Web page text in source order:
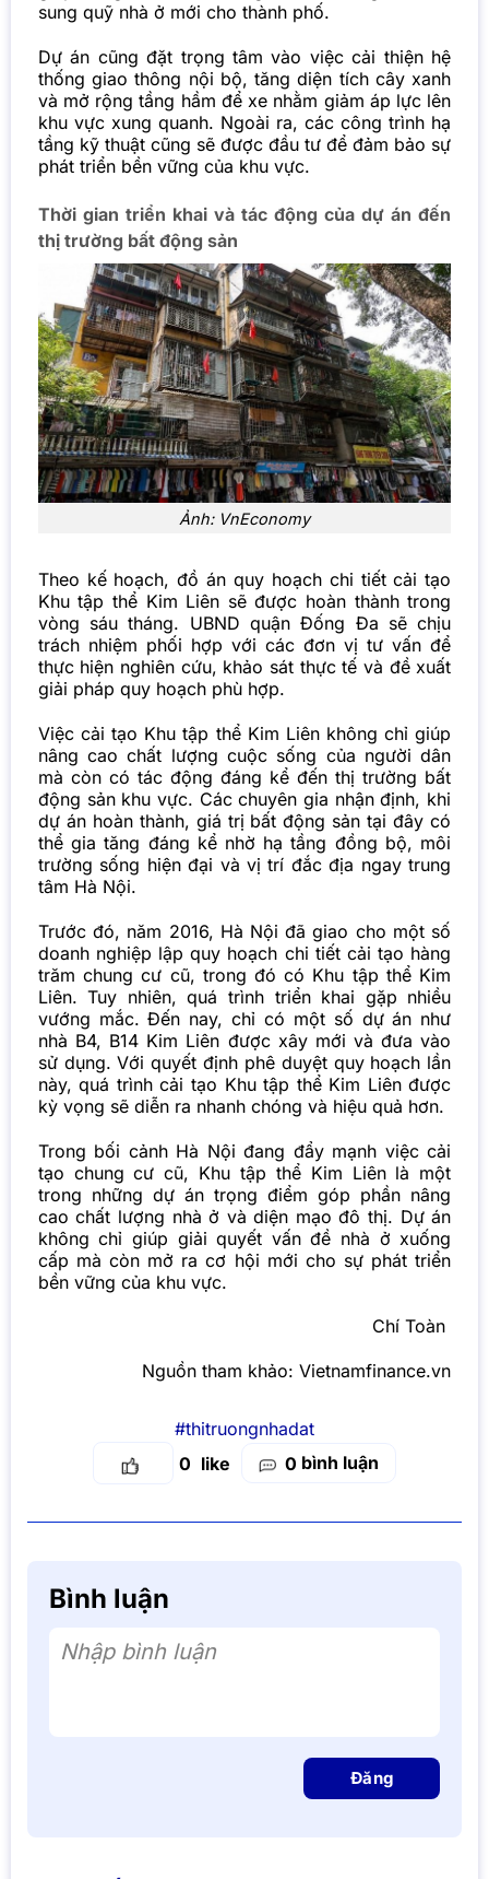
sung quỹ nhà ở mới cho thành phố.
Dự án cũng đặt trọng tâm vào việc cải thiện hệ
thống giao thông nội bộ, tăng diện tích cây xanh
và mở rộng tầng hầm để xe nhằm giảm áp lực lên
khu vực xung quanh. Ngoài ra, các công trình hạ
tầng kỹ thuật cũng sẽ được đầu tư để đảm bảo sự
phát triển bền vững của khu vực.
Thời gian triển khai và tác động của dự án đến
thị trường bất động sản
Ảnh: VnEconomy
Theo kế hoạch, đồ án quy hoạch chi tiết cải tạo
Khu tập thể Kim Liên sẽ được hoàn thành trong
vòng sáu tháng. UBND quận Đống Đa sẽ chịu
trách nhiệm phối hợp với các đơn vị tư vấn để
thực hiện nghiên cứu, khảo sát thực tế và đề xuất
giải pháp quy hoạch phù hợp.
Việc cải tạo Khu tập thể Kim Liên không chỉ giúp
nâng cao chất lượng cuộc sống của người dân
mà còn có tác động đáng kể đến thị trường bất
động sản khu vực. Các chuyên gia nhận định, khi
dự án hoàn thành, giá trị bất động sản tại đây có
thể gia tăng đáng kể nhờ hạ tầng đồng bộ, môi
trường sống hiện đại và vị trí đắc địa ngay trung
tâm Hà Nội.
Trước đó, năm 2016, Hà Nội đã giao cho một số
doanh nghiệp lập quy hoạch chi tiết cải tạo hàng
trăm chung cư cũ, trong đó có Khu tập thể Kim
Liên. Tuy nhiên, quá trình triển khai gặp nhiều
vướng mắc. Đến nay, chỉ có một số dự án như
nhà B4, B14 Kim Liên được xây mới và đưa vào
sử dụng. Với quyết định phê duyệt quy hoạch lần
này, quá trình cải tạo Khu tập thể Kim Liên được
kỳ vọng sẽ diễn ra nhanh chóng và hiệu quả hơn.
Trong bối cảnh Hà Nội đang đẩy mạnh việc cải
tạo chung cư cũ, Khu tập thể Kim Liên là một
trong những dự án trọng điểm góp phần nâng
cao chất lượng nhà ở và diện mạo đô thị. Dự án
không chỉ giúp giải quyết vấn đề nhà ở xuống
cấp mà còn mở ra cơ hội mới cho sự phát triển
bền vững của khu vực.
Chí Toàn
Nguồn tham khảo:Vietnamfinance.vn
#thitruongnhadat
0
0 bình luận
Bình luận
Nhập bình luận
Đăng